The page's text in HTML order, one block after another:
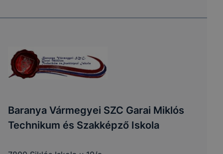
Baranya Vármegyei SZC Garai Miklós
Technikum és Szakképző Iskola